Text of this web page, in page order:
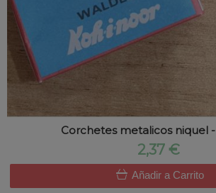
Corchetes metalicos niquel
2,37 €
Añadir a Carrito